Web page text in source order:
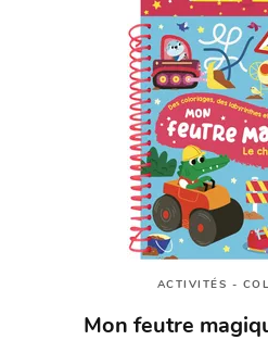
ACTIVITÉS -
Mon feutre